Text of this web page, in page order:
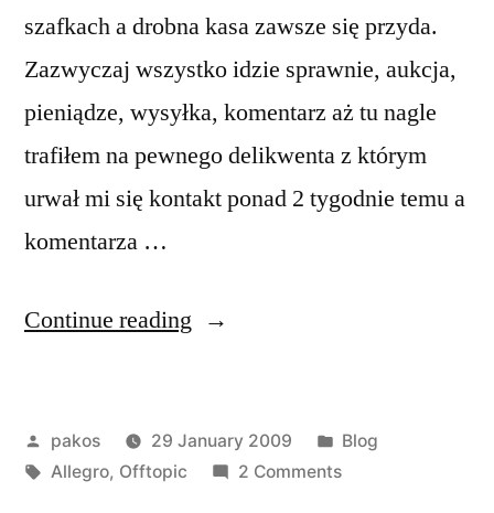
szafkach a drobna kasa zawsze się przyda.
Zazwyczaj wszystko idzie sprawnie, aukcja,
pieniądze, wysyłka, komentarz aż tu nagle
trafiłem na pewnego delikwenta z którym
urwał mi się kontakt ponad 2 tygodnie temu a
komentarza …
Continue reading “Allegro”
Posted
by
pakos 29 January 2009
Posted
in
Blog
Tags:
Allegro, Offtopic 2 Commentson